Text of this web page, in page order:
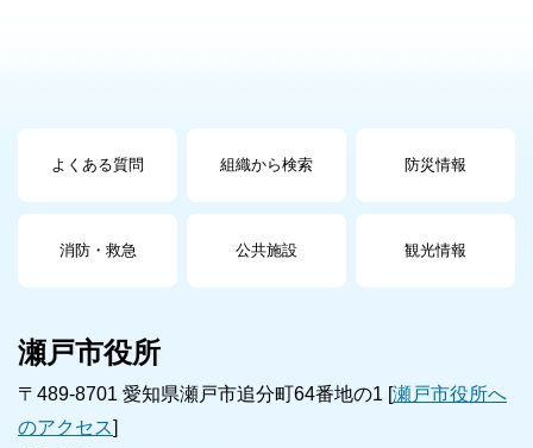
よくある質問 組織から検索 防災情報
消防・救急 公共施設 観光情報
瀬戸市役所
〒489-8701 愛知県瀬戸市追分町64番地の1 [瀬戸市役所へ
のアクセス]